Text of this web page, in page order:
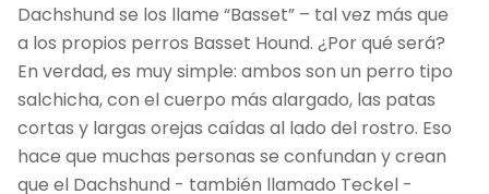
Dachshund se los llame “Basset” – tal vez más que
a los propios perros Basset Hound. ¿Por qué será?
En verdad, es muy simple: ambos son un perro tipo
salchicha, con el cuerpo más alargado, las patas
cortas y largas orejas caídas al lado del rostro. Eso
hace que muchas personas se confundan y crean
que el Dachshund - también llamado Teckel -